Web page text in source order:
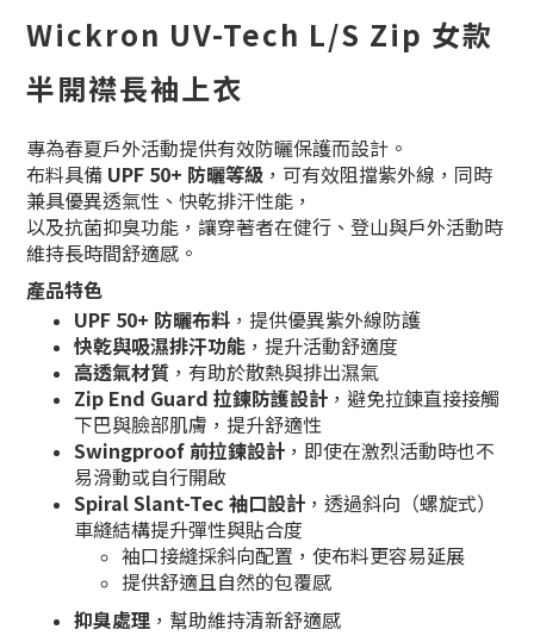
Wickron UV-Tech L/S Zip 女款
半開襟長袖上衣
專為春夏戶外活動提供有效防曬保護而設計。
布料具備 UPF 50+ 防曬等級 ，可有效阻擋紫外線，同時
兼具優異透氣性、快乾排汗性能，
以及抗菌抑臭功能，讓穿著者在健行、登山與戶外活動時
維持長時間舒適感。
產品特色
UPF 50+ 防曬布料 ，提供優異紫外線防護
快乾與吸濕排汗功能 ，提升活動舒適度
高透氣材質 ，有助於散熱與排出濕氣
Zip End Guard 拉鍊防護設計 ，避免拉鍊直接接觸
下巴與臉部肌膚，提升舒適性
Swingproof 前拉鍊設計 ，即使在激烈活動時也不
易滑動或自行開啟
Spiral Slant-Tec 袖口設計 ，透過斜向（螺旋式）
車縫結構提升彈性與貼合度
袖口接縫採斜向配置，使布料更容易延展
提供舒適且自然的包覆感
抑臭處理 ，幫助維持清新舒適感